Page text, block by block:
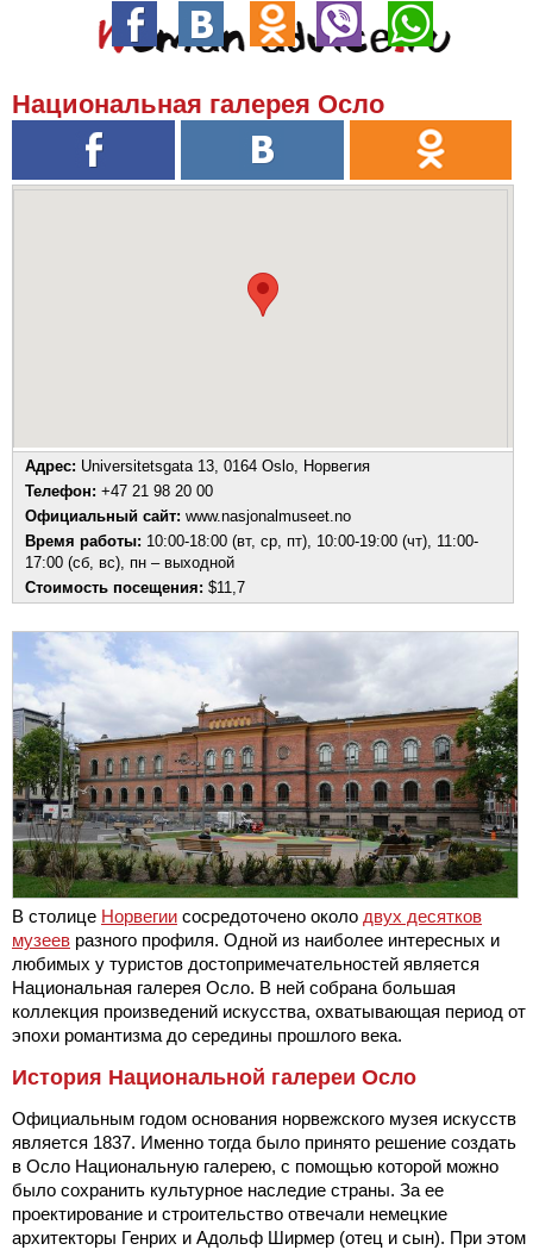
Национальная галерея Осло
Адрес: Universitetsgata 13, 0164 Oslo, Норвегия
Телефон: +47 21 98 20 00
Официальный сайт: www.nasjonalmuseet.no
Время работы: 10:00-18:00 (вт, ср, пт), 10:00-19:00 (чт), 11:00-
17:00 (сб, вс), пн – выходной
Стоимость посещения: $11,7
В столице Норвегии сосредоточено около двух десятков
музеев разного профиля. Одной из наиболее интересных и
любимых у туристов достопримечательностей является
Национальная галерея Осло. В ней собрана большая
коллекция произведений искусства, охватывающая период от
эпохи романтизма до середины прошлого века.
История Национальной галереи Осло
Официальным годом основания норвежского музея искусств
является 1837. Именно тогда было принято решение создать
в Осло Национальную галерею, с помощью которой можно
было сохранить культурное наследие страны. За ее
проектирование и строительство отвечали немецкие
архитекторы Генрих и Адольф Ширмер (отец и сын). При этом